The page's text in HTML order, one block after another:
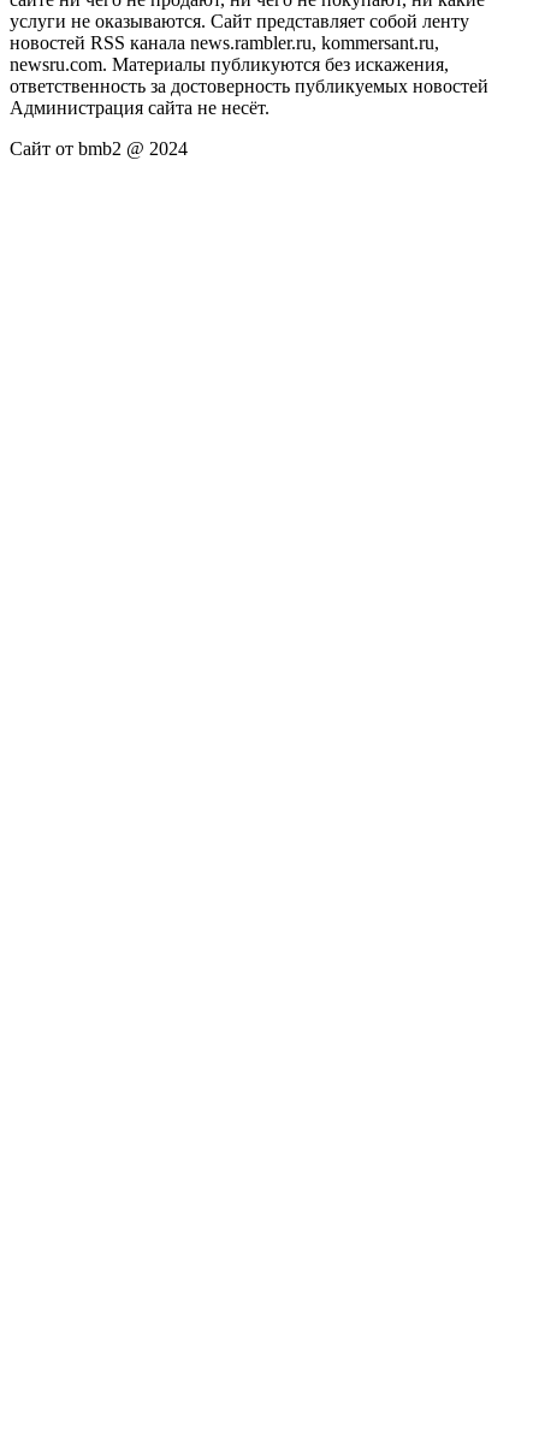
услуги не оказываются. Сайт представляет собой ленту
новостей RSS канала news.rambler.ru, kommersant.ru,
newsru.com. Материалы публикуются без искажения,
ответственность за достоверность публикуемых новостей
Администрация сайта не несёт.
Сайт от bmb2 @ 2024